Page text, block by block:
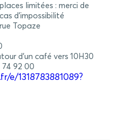
limitées : merci de
d’impossibilité
Topaze
d’un café vers 10H30
74 92 00
e/1318783881089?